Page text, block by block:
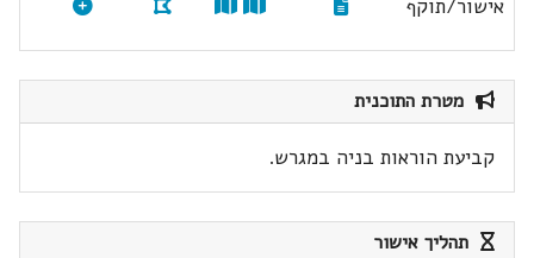
אישור/תוקף
מטרת התוכנית
קביעת הוראות בניה במגרש.
תהליך אישור